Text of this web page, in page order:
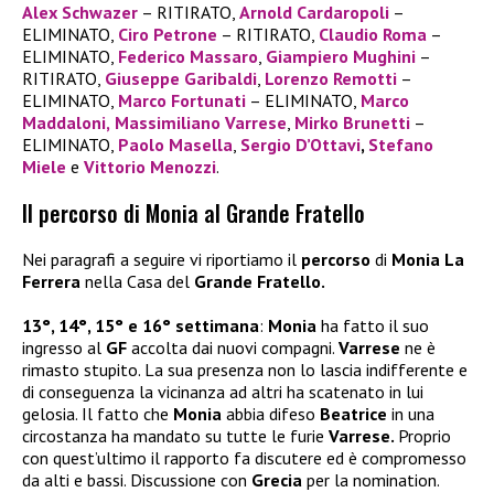
Alex Schwazer – RITIRATO, Arnold Cardaropoli –
ELIMINATO, Ciro Petrone – RITIRATO, Claudio Roma –
ELIMINATO, Federico Massaro, Giampiero Mughini –
RITIRATO, Giuseppe Garibaldi, Lorenzo Remotti –
ELIMINATO, Marco Fortunati – ELIMINATO, Marco
Maddaloni, Massimiliano Varrese, Mirko Brunetti –
ELIMINATO, Paolo Masella, Sergio D’Ottavi, Stefano
Miele e Vittorio Menozzi.
Il percorso di Monia al Grande Fratello
Nei paragrafi a seguire vi riportiamo il percorso di Monia La
Ferrera nella Casa del Grande Fratello.
13°, 14°, 15° e 16° settimana: Monia ha fatto il suo
ingresso al GF accolta dai nuovi compagni. Varrese ne è
rimasto stupito. La sua presenza non lo lascia indifferente e
di conseguenza la vicinanza ad altri ha scatenato in lui
gelosia. Il fatto che Monia abbia difeso Beatrice in una
circostanza ha mandato su tutte le furie Varrese. Proprio
con quest’ultimo il rapporto fa discutere ed è compromesso
da alti e bassi. Discussione con Grecia per la nomination.